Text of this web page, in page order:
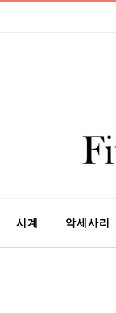
시계 악세사리